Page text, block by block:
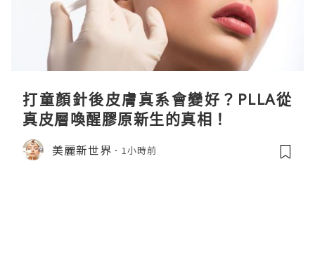
打童顏針後皮膚真系會變好？PLLA從
真皮層喚醒膠原新生的真相！
美麗新世界 1小時前